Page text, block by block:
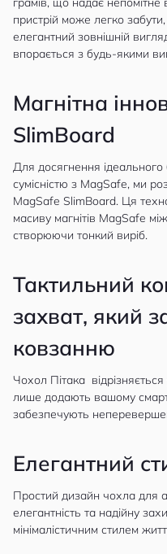
пристрій може легко
елегантний зовнішній
впорається з будь-якими
Магнітна
SlimBoard
Для досягнення ідеального
сумісністю з MagSafe, ми
MagSafe SlimBoard. Ця
масиву магнітів MagSafe
створюючи тонкий виріб.
Тактильний
захват, який
ковзанню
Чохол Пітака
лише додають вашому
забезпечують
Елегантний
Простий дизайн чохла для
елегантність та надійну
мінімалістичним стилем